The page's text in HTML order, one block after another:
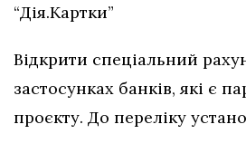
“Дія.Картки”
Відкрити спеціальний
застосунках банків, які є
проєкту. До переліку